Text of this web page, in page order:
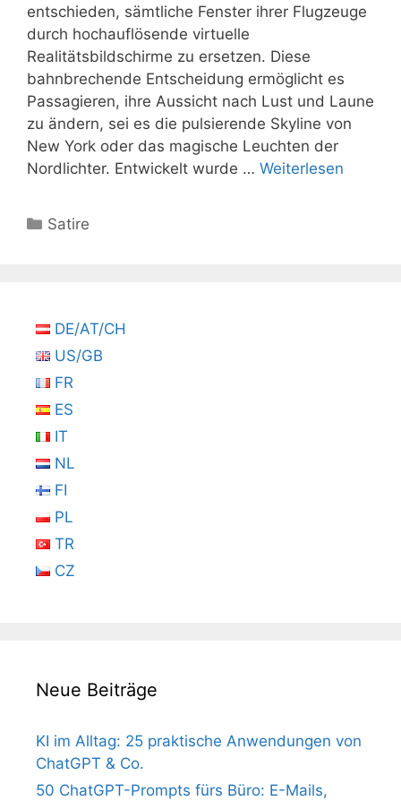
entschieden, sämtliche Fenster ihrer Flugzeuge
durch hochauflösende virtuelle
Realitätsbildschirme zu ersetzen. Diese
bahnbrechende Entscheidung ermöglicht es
Passagieren, ihre Aussicht nach Lust und Laune
zu ändern, sei es die pulsierende Skyline von
New York oder das magische Leuchten der
Nordlichter. Entwickelt wurde … Weiterlesen
Kategorien
Satire
DE/AT/CH
US/GB
FR
ES
IT
NL
FI
PL
TR
CZ
Neue Beiträge
KI im Alltag: 25 praktische Anwendungen von
ChatGPT & Co.
50 ChatGPT-Prompts fürs Büro: E-Mails,